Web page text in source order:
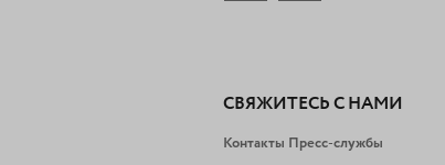
СВЯЖИТЕСЬ С НАМИ
Контакты Пресс-службы